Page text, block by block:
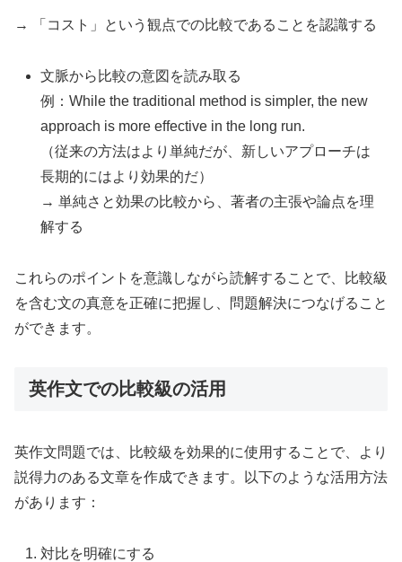
→ 「コスト」という観点での比較であることを認識する
文脈から比較の意図を読み取る
例：While the traditional method is simpler, the new
approach is more effective in the long run.
（従来の方法はより単純だが、新しいアプローチは
長期的にはより効果的だ）
→ 単純さと効果の比較から、著者の主張や論点を理
解する
これらのポイントを意識しながら読解することで、比較級
を含む文の真意を正確に把握し、問題解決につなげること
ができます。
英作文での比較級の活用
英作文問題では、比較級を効果的に使用することで、より
説得力のある文章を作成できます。以下のような活用方法
があります：
対比を明確にする